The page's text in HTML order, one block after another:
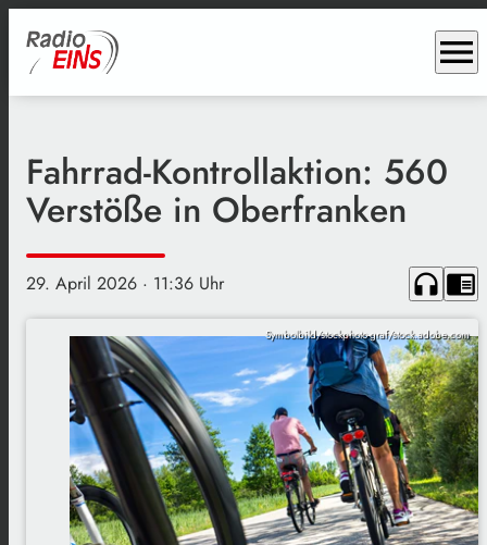
menu
Fahrrad-Kontrollaktion: 560
Verstöße in Oberfranken
29. April 2026 · 11:36 Uhr headphones chrome_reader_mode
Symbolbild/stockphoto-graf/stock.adobe.com